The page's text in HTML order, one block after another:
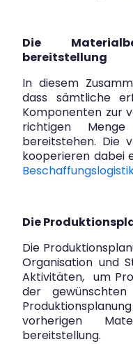
Die
bereitstellung
In diesem
dass sämtliche
Komponenten zur
richtigen
bereitstehen. Die
kooperieren dabei
Die
Die
Organisation und
Aktivitäten, um
der
vorherigen
bereitstellung.